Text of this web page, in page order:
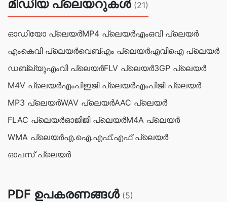
മീഡിയ പ്ലെയറുകൾ (21)
ഓഡിയോ പ്ലെയർMP4 പ്ലെയർഎംഒവി പ്ലെയർ
എംകെവി പ്ലെയർവെബ്‌എം പ്ലെയർഎവിഐ പ്ലെയർ
ഡബ്ല്യുഎംവി പ്ലെയർFLV പ്ലെയർ3GP പ്ലെയർ
M4V പ്ലെയർഎം‌പി‌ഇജി പ്ലെയർഎംപിജി പ്ലെയർ
MP3 പ്ലെയർWAV പ്ലെയർAAC പ്ലെയർ
FLAC പ്ലെയർഓജിജി പ്ലെയർM4A പ്ലെയർ
WMA പ്ലെയർഎ.ഐ.എഫ്.എഫ് പ്ലെയർ
ഓപസ് പ്ലെയർ
PDF ഉപകരണങ്ങൾ (5)